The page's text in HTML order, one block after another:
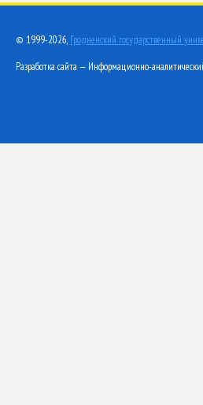
© 1999-2026, Гродненский государственный
Разработка сайта — Информационно-